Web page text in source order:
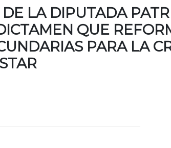
LA DIPUTADA
QUE
PARA LA